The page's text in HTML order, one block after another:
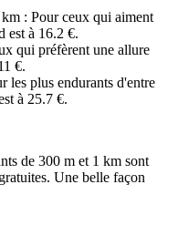
: Pour ceux qui aiment
est à 16.2 €.
qui préfèrent une allure
€.
les plus endurants d'entre
à 25.7 €.
de 300 m et 1 km sont
Une belle façon